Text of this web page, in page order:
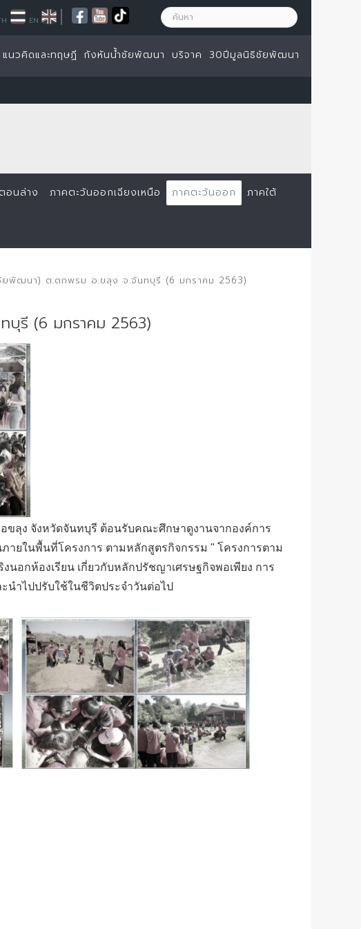
แนวคิดและทฤษฏี กังหันน้ำชัยพัฒนา บริจาค 30ปีมูลนิธิชัยพัฒนา
EN |
อนล่าง ภาคตะวันออกเฉียงเหนือ ภาคตะวันออก ภาคใต้
ยพัฒนา) ต.ตกพรม อ.ขลุง จ.จันทบุรี (6 มกราคม 2563)
บุรี (6 มกราคม 2563)
ขลุง จังหวัดจันทบุรี ต้อนรับคณะศึกษาดูงานจากองค์การ
ยในพื้นที่โครงการ ตามหลักสูตรกิจกรรม " โครงการตาม
นอกห้องเรียน เกี่ยวกับหลักปรัชญาเศรษฐกิจพอเพียง การ
นำไปปรับใช้ในชีวิตประจำวันต่อไป